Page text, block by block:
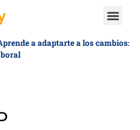
a adaptarte a los cambios: